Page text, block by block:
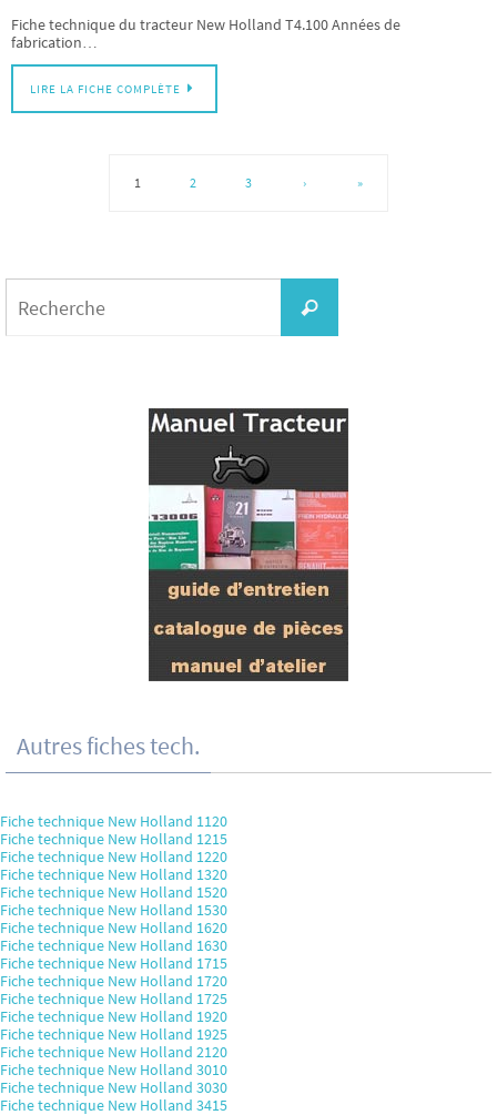
Fiche technique du tracteur New Holland T4.100 Années de
fabrication…
LIRE LA FICHE COMPLÈTE
1 2 3 › »
Recherche
Autres fiches tech.
Fiche technique New Holland 1120
Fiche technique New Holland 1215
Fiche technique New Holland 1220
Fiche technique New Holland 1320
Fiche technique New Holland 1520
Fiche technique New Holland 1530
Fiche technique New Holland 1620
Fiche technique New Holland 1630
Fiche technique New Holland 1715
Fiche technique New Holland 1720
Fiche technique New Holland 1725
Fiche technique New Holland 1920
Fiche technique New Holland 1925
Fiche technique New Holland 2120
Fiche technique New Holland 3010
Fiche technique New Holland 3030
Fiche technique New Holland 3415